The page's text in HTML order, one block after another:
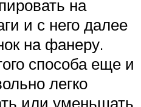
на
и с него далее
на фанеру.
способа еще и
легко
или уменьшать